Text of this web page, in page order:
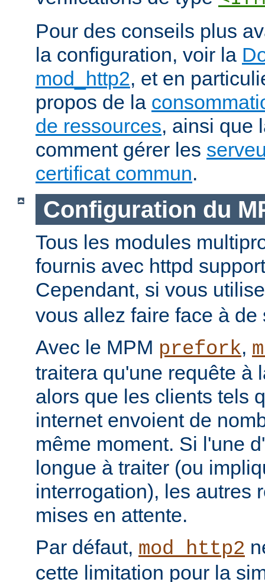
Pour des conseils plus
la configuration, voir la
mod_http2, et en
propos de la
de ressources, ainsi que
comment gérer les
certificat commun.
Configuration du
Tous les modules
fournis avec httpd
Cependant, si vous
vous allez faire face à
Avec le MPM prefork,
traitera qu'une requête à
alors que les clients tels
internet envoient de
même moment. Si l'une
longue à traiter (ou
interrogation), les autres
mises en attente.
Par défaut, mod_http2
cette limitation pour la